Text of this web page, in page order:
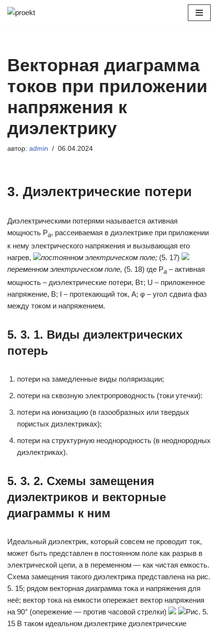
Векторная диаграмма
токов при приложении
напряжения к
диэлектрику
автор: admin 06.04.2024
3. Диэлектрические потери
Диэлектрическими потерями называется активная
мощность Ра, рассеиваемая в диэлектрике при приложении
к нему электрического напряжения и вызывающая его
нагрев,
постоянном электрическом поле; (5. 17)
переменном электрическом поле, (5. 18) где Ра – активная
мощность – диэлектрические потери, Вт; U – приложенное
напряжение, В; I – протекающий ток, А; φ – угол сдвига фаз
между током и напряжением.
5. 3. 1. Виды диэлектрических
потерь
потери на замедленные виды поляризации;
потери на сквозную электропроводность (токи утечки):
потери на ионизацию (в газообразных или твердых
пористых диэлектриках);
потери на структурную неоднородность (в неоднородных
диэлек­триках).
5. 3. 2. Схемы замещения
диэлектриков и векторные
диаграммы к ним
Идеальный диэлектрик, который совсем не проводит ток,
может быть представлен в постоянном поле как разрыв в
элек­трической цепи, а в переменном — как чистая емкость.
Схема замещения такого диэлектрика представлена на рис.
5. 15; рядом векторная диаграмма тока и напряжения для
неё; вектор тока на емкости опережает вектор напряжения
на 90° (опережение — против часовой стрелки)
Рис. 5.
15 В таком идеальном диэлектрике диэлектрические